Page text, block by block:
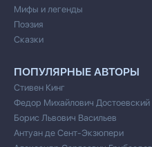
Мифы и легенды
Поэзия
Сказки
ПОПУЛЯРНЫЕ АВТОРЫ
Стивен Кинг
Федор Михайлович Достоевский
Борис Львович Васильев
Антуан де Сент-Экзюпери